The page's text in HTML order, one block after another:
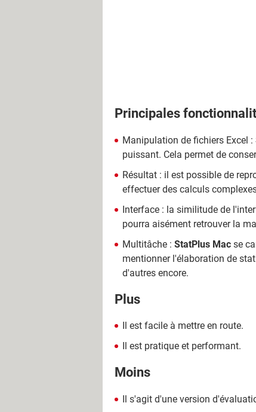
Principales
Manipulation de fichiers Excel :
puissant. Cela permet de
Résultat : il est possible de
effectuer des calculs
Interface : la similitude de
pourra aisément retrouver la
Multitâche : StatPlus Mac se
mentionner l'élaboration de
d'autres encore.
Plus
Il est facile à mettre en route.
Il est pratique et performant.
Moins
Il s'agit d'une version